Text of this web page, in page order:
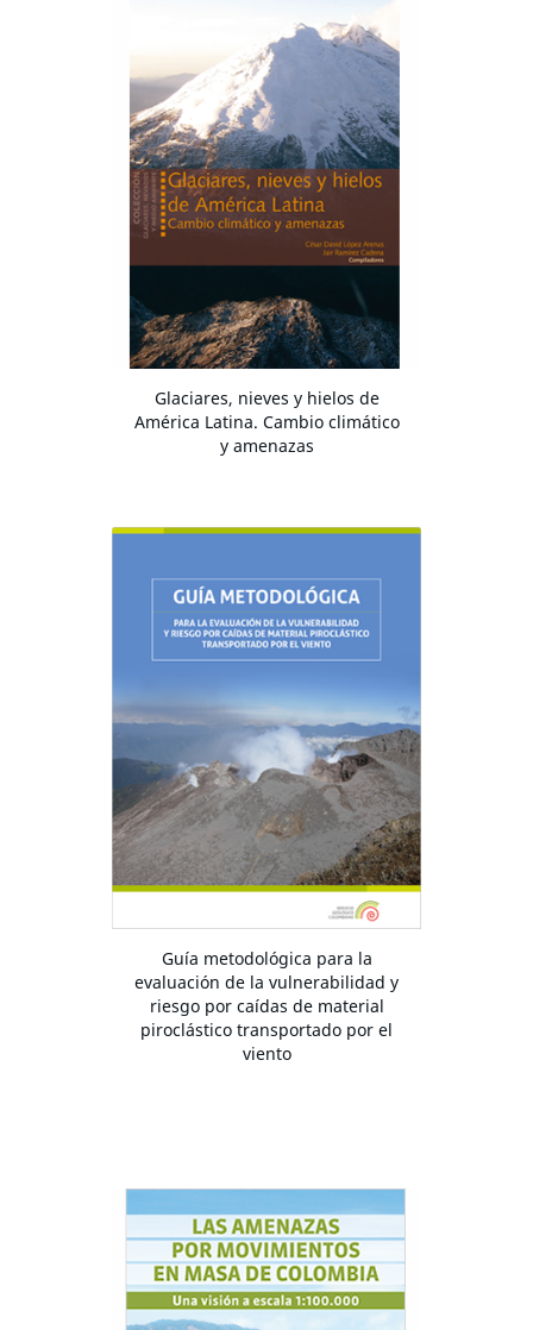
Glaciares, nieves y hielos de
América Latina. Cambio climático
y amenazas
Guía metodológica para la
evaluación de la vulnerabilidad y
riesgo por caídas de material
piroclástico transportado por el
viento